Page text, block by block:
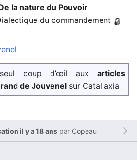
la nature du Pouvoir
du commandement
coup d’œil aux articles
de Jouvenel sur Catallaxia.
il y a 18 anspar Copeau